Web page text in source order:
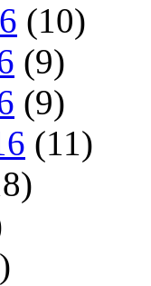
(10)
(9)
(9)
(11)